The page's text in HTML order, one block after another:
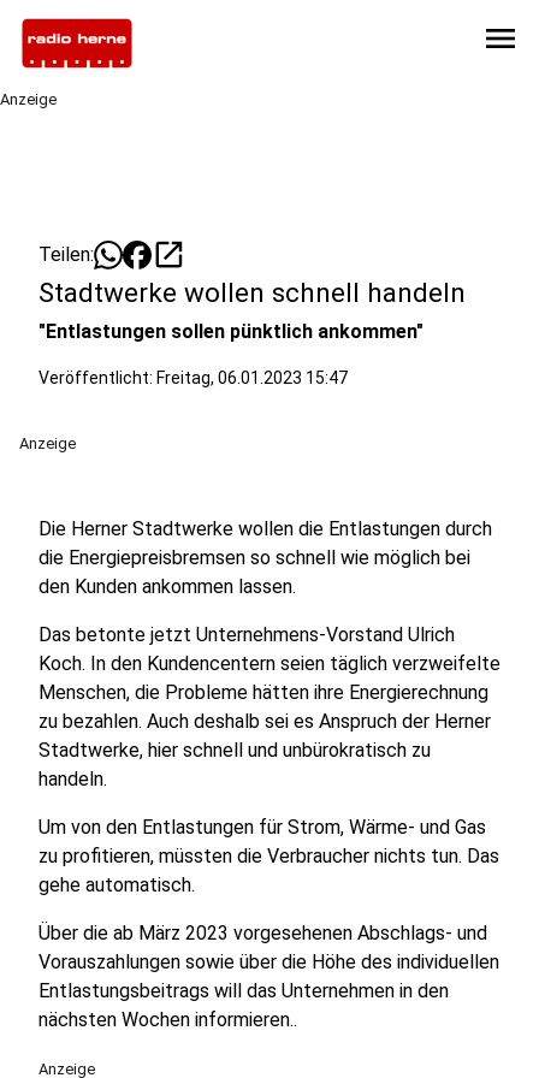
menu
Anzeige
Teilen: open_in_new
Stadtwerke wollen schnell handeln
"Entlastungen sollen pünktlich ankommen"
Veröffentlicht: Freitag, 06.01.2023 15:47
Anzeige
Die Herner Stadtwerke wollen die Entlastungen durch
die Energiepreisbremsen so schnell wie möglich bei
den Kunden ankommen lassen.
Das betonte jetzt Unternehmens-Vorstand Ulrich
Koch. In den Kundencentern seien täglich verzweifelte
Menschen, die Probleme hätten ihre Energierechnung
zu bezahlen. Auch deshalb sei es Anspruch der Herner
Stadtwerke, hier schnell und unbürokratisch zu
handeln.
Um von den Entlastungen für Strom, Wärme- und Gas
zu profitieren, müssten die Verbraucher nichts tun. Das
gehe automatisch.
Über die ab März 2023 vorgesehenen Abschlags- und
Vorauszahlungen sowie über die Höhe des individuellen
Entlastungsbeitrags will das Unternehmen in den
nächsten Wochen informieren..
Anzeige